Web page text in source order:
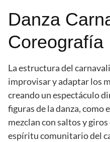
Danza
Coreografía
La estructura del
improvisar y adaptar los
creando un espectáculo
figuras de la danza, como
mezclan con saltos y
espíritu comunitario del